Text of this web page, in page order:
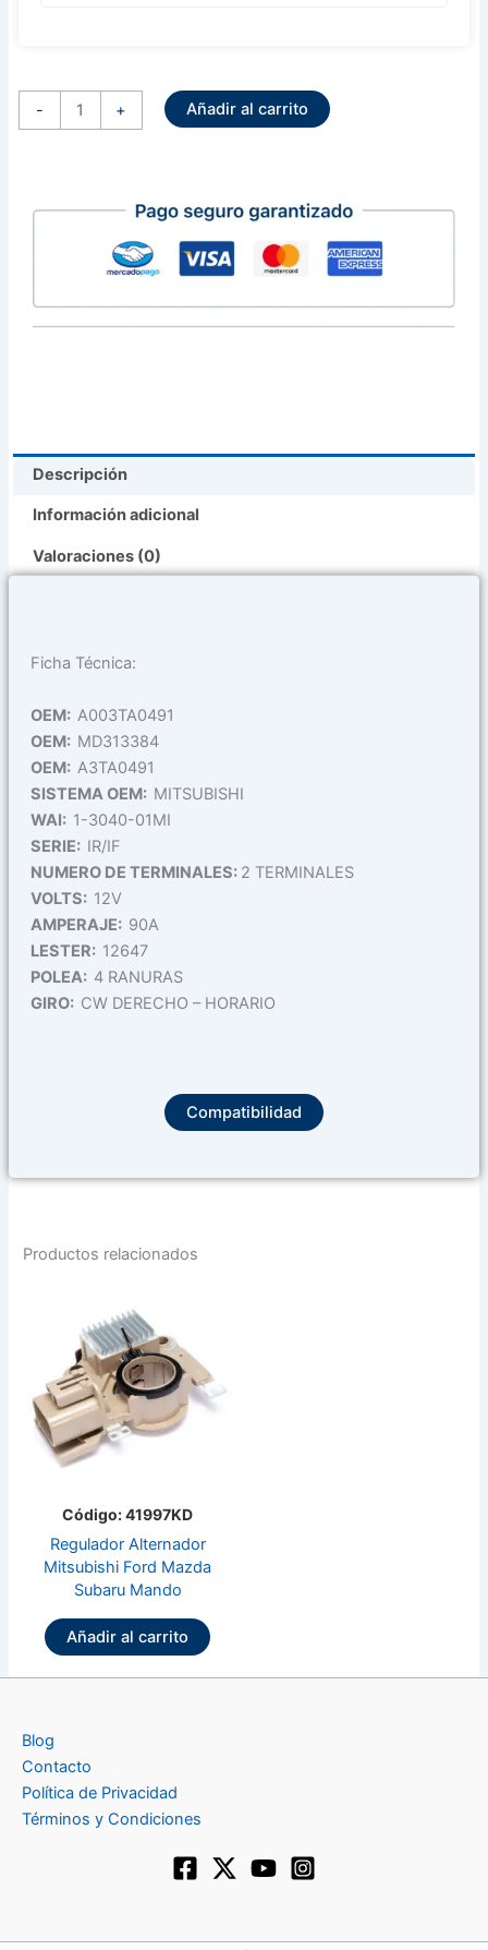
-
Mitsubishi
12
Amps
+ Añadir al carrito
Descripción
Información adicional
Valoraciones (0)
Ficha Técnica:
OEM: A003TA0491
OEM: MD313384
OEM: A3TA0491
SISTEMA OEM: MITSUBISHI
WAI: 1-3040-01MI
SERIE: IR/IF
NUMERO DE TERMINALES: 2 TERMINALES
VOLTS: 12V
AMPERAJE: 90A
LESTER: 12647
POLEA: 4 RANURAS
GIRO: CW DERECHO – HORARIO
Compatibilidad
Productos relacionados
Código: 41997KD
Regulador Alternador
Mitsubishi Ford Mazda
Subaru Mando
Añadir al carrito
Blog
Contacto
Política de Privacidad
Términos y Condiciones